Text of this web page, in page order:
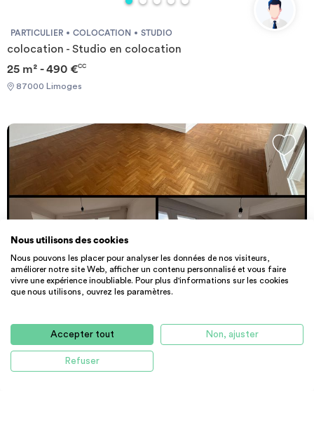
PARTICULIER COLOCATION STUDIO
colocation - Studio en colocation
25 m² - 490 €CC
87000 Limoges
PARTICULIER APPARTEMENT
80 m² - 850 €
87000 Limoges
Nous utilisons des cookies
Nous pouvons les placer pour analyser les données de nos visiteurs,
améliorer notre site Web, afficher un contenu personnalisé et vous faire
vivre une expérience inoubliable. Pour plus d'informations sur les cookies
que nous utilisons, ouvrez les paramètres.
Accepter tout Non, ajuster
Refuser